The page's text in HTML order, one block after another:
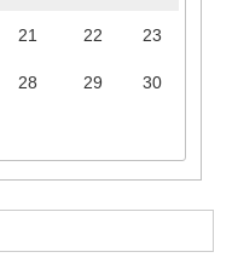
21 22 23
28 29 30